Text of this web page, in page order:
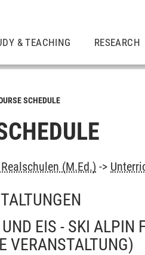
& TEACHING RESEARCH
SCHEDULE
(M.Ed.) ->
EIS - SKI ALPIN
VERANSTALTUNG)